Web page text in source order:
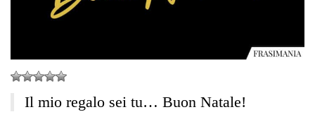
Il mio regalo sei tu… Buon Natale!